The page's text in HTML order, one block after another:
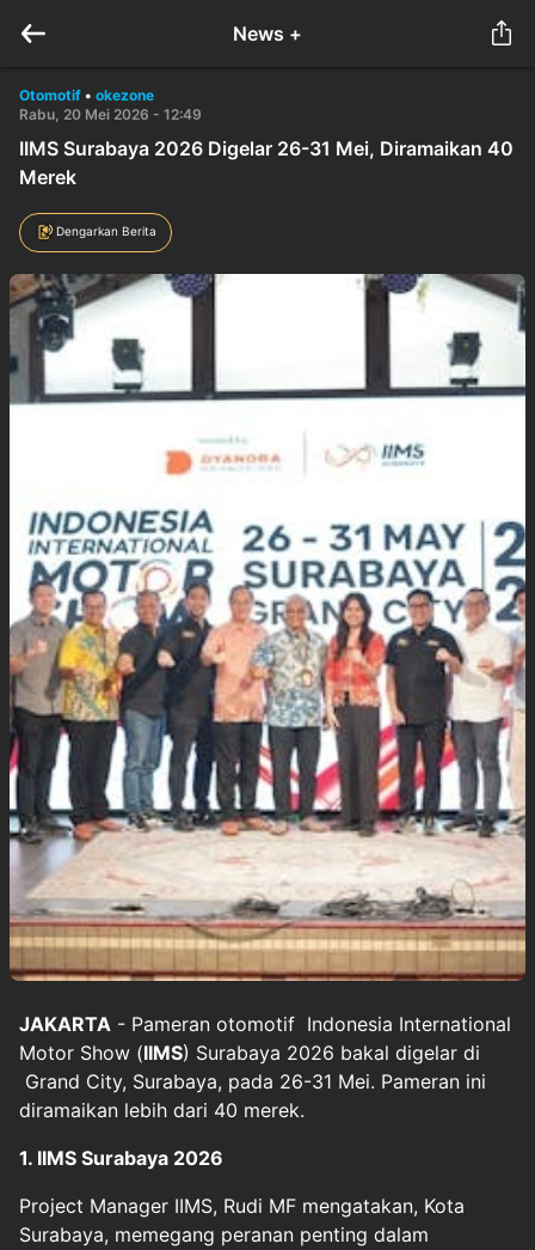
News +
Otomotif • okezone
Rabu, 20 Mei 2026 - 12:49
IIMS Surabaya 2026 Digelar 26-31 Mei, Diramaikan 40
Merek
Dengarkan Berita
JAKARTA - Pameran otomotif Indonesia International
Motor Show (IIMS) Surabaya 2026 bakal digelar di
Grand City, Surabaya, pada 26-31 Mei. Pameran ini
diramaikan lebih dari 40 merek.
1. IIMS Surabaya 2026
Project Manager IIMS, Rudi MF mengatakan, Kota
Surabaya, memegang peranan penting dalam